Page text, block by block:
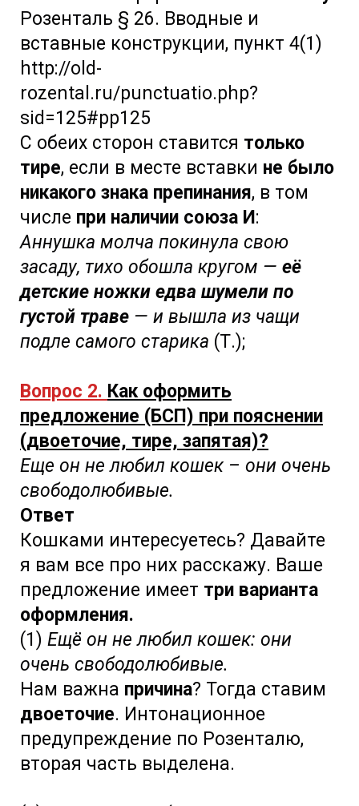
Розенталь § 26. Вводные и
вставные конструкции, пункт 4(1)
http://old-
rozental.ru/punctuatio.php?
sid=125#pp125
С обеих сторон ставится только
тире, если в месте вставки не было
никакого знака препинания, в том
числе при наличии союза И:
Аннушка молча покинула свою
засаду, тихо обошла кругом — её
детские ножки едва шумели по
густой траве — и вышла из чащи
подле самого старика (Т.);
Вопрос 2. Как оформить
предложение (БСП) при пояснении
(двоеточие, тире, запятая)?
Еще он не любил кошек – они очень
свободолюбивые.
Ответ
Кошками интересуетесь? Давайте
я вам все про них расскажу. Ваше
предложение имеет три варианта
оформления.
(1) Ещё он не любил кошек: они
очень свободолюбивые.
Нам важна причина? Тогда ставим
двоеточие. Интонационное
предупреждение по Розенталю,
вторая часть выделена.